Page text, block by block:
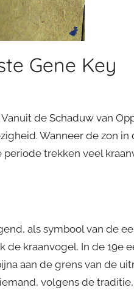
Gene Key
de Schaduw van
Wanneer de zon in
trekken veel
als symbool van de
de kraanvogel. In de 19e
aan de grens van de
volgens de